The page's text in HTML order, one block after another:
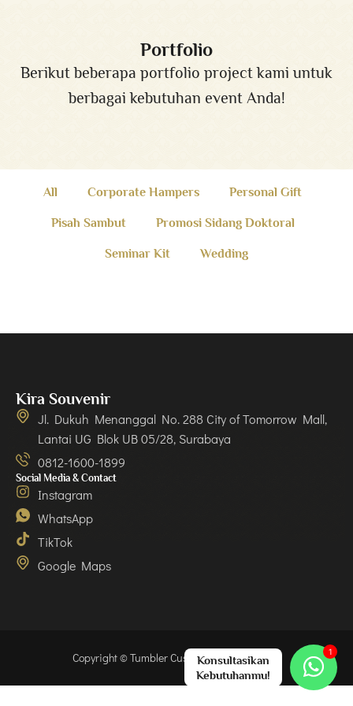
Portfolio
Berikut beberapa portfolio project kami untuk
berbagai kebutuhan event Anda!
All Corporate Hampers Personal Gift
Pisah Sambut Promosi Sidang Doktoral
Seminar Kit Wedding
Kira Souvenir
Jl. Dukuh Menanggal No. 288 City of Tomorrow Mall,
Lantai UG Blok UB 05/28, Surabaya
0812-1600-1899
Social Media & Contact
Instagram
WhatsApp
TikTok
Google Maps
Copyright © Tumbler Custom Surabaya 2024